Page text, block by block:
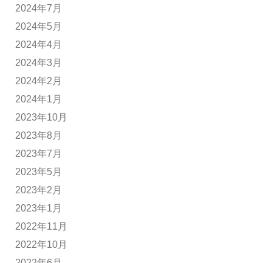
2024年7月
2024年5月
2024年4月
2024年3月
2024年2月
2024年1月
2023年10月
2023年8月
2023年7月
2023年5月
2023年2月
2023年1月
2022年11月
2022年10月